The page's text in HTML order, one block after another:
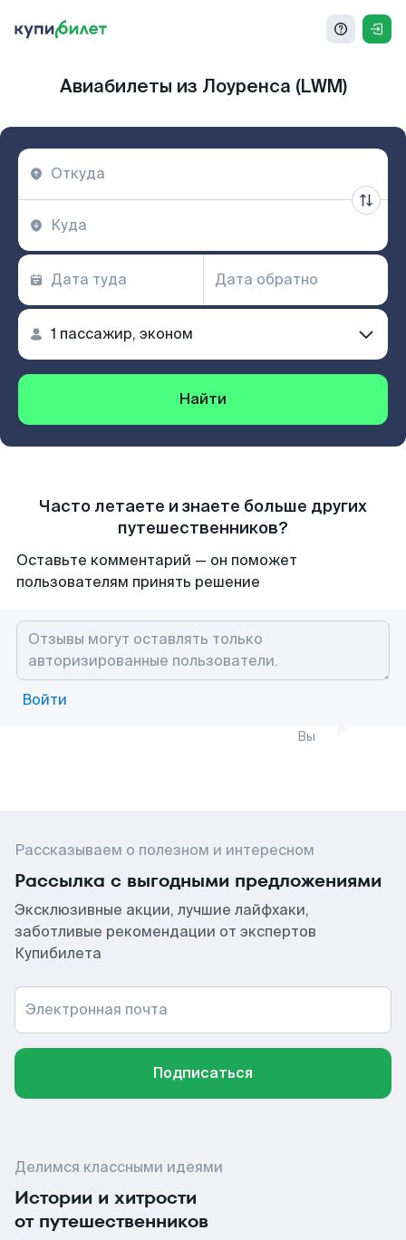
Авиабилеты из Лоуренса (LWM)
Найти
Часто летаете и знаете больше других
путешественников?
Оставьте комментарий — он поможет
пользователям принять решение
Войти
Вы
Рассказываем о полезном и интересном
Рассылка с выгодными предложениями
Эксклюзивные акции, лучшие лайфхаки,
заботливые рекомендации от экспертов
Купибилета
Электронная почта
Подписаться
Делимся классными идеями
Истории и хитрости
от путешественников